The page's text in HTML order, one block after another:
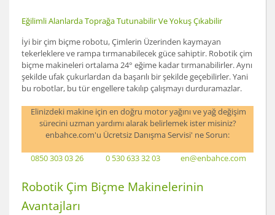
Eğilimli Alanlarda Toprağa Tutunabilir Ve Yokuş Çıkabilir
İyi bir çim biçme robotu, Çimlerin Üzerinden kaymayan
tekerleklere ve rampa tırmanabilecek güce sahiptir. Robotik çim
biçme makineleri ortalama 24° eğime kadar tırmanabilirler. Aynı
şekilde ufak çukurlardan da başarılı bir şekilde geçebilirler. Yani
bu robotlar, bu tür engellere takılıp çalışmayı durduramazlar.
Elinizdeki makine için en doğru motor yağını ve yağ değişim
sürecini uzman yardımı alarak belirlemek ister misiniz?
enbahce.com'u Ücretsiz Danışma Servisi' ne Sorun:
0850 303 03 26 0 530 633 32 03 en@enbahce.com
Robotik Çim Biçme Makinelerinin
Avantajları